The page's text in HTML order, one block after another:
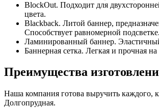
BlockOut. Подходит для
цвета.
Blackback. Литой баннер,
Способствует равномерной подсветке.
Ламинированный баннер.
Баннерная сетка. Легкая и прочная
Преимущества
Наша компания готова выручить каждого,
Долгопрудная.